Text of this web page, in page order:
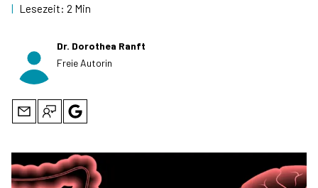
| Lesezeit: 2 Min
Dr. Dorothea Ranft
Freie Autorin